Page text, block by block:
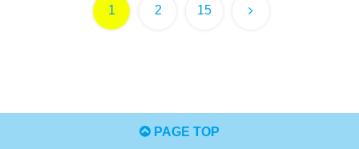
1 2 15 次
PAGE TOP